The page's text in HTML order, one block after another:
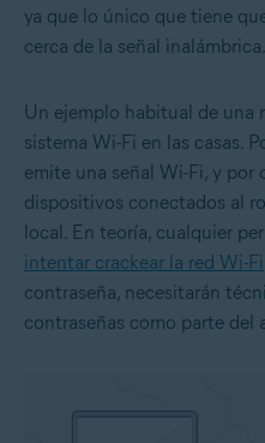
ya que lo único que tiene
cerca de la señal inalámbrica.
Un ejemplo habitual de una
sistema Wi-Fi en las casas.
emite una señal Wi-Fi, y por
dispositivos conectados al
local. En teoría, cualquier
intentar crackear la red Wi-Fi
contraseña, necesitarán
contraseñas como parte del